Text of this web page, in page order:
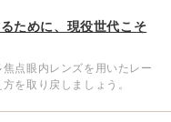
ために、現役世代こそ
点眼内レンズを用いたレー
を取り戻しましょう。